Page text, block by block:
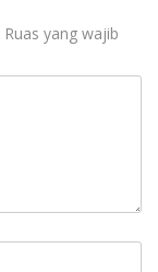
Ruas yang wajib